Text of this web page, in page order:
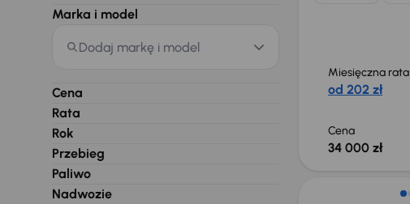
Marka i model
Dodaj markę i model
Cena
Rata
Rok
Przebieg
Paliwo
Nadwozie
Miesięczna rata
od 202 zł
Cena
34 000 zł